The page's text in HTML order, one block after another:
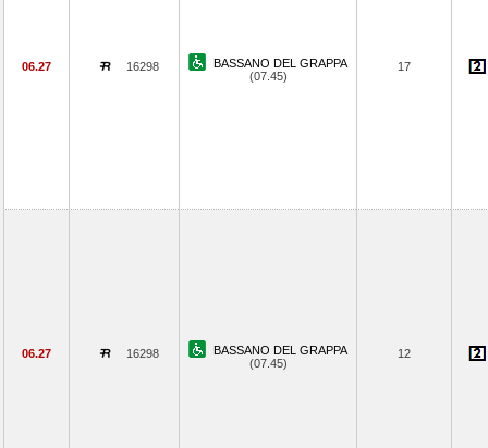
06.27 16298
BASSANO DEL GRAPPA
(07.45)
17
06.27 16298
BASSANO DEL GRAPPA
(07.45)
12